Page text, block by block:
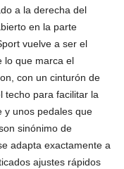
a la derecha del
en la parte
vuelve a ser el
lo que marca el
con un cinturón de
techo para facilitar la
y unos pedales que
sinónimo de
adapta exactamente a
ajustes rápidos